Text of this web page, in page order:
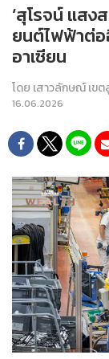
‘สุโรจน์ แสง
ยนต์ไฟฟ้าต่
อาเซียน
โดย เสาวลักษณ์ เขต
16.06.2026